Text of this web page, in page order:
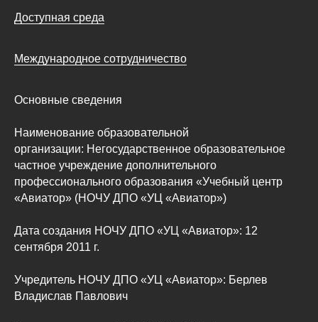
Доступная среда
Международное сотрудничество
Основные сведения
Наименование образовательной
организации: Негосударственное образовательное
частное учреждение дополнительного
профессионального образования «Учебный центр
«Авиатор» (НОЧУ ДПО «УЦ «Авиатор»)
Дата создания НОЧУ ДПО «УЦ «Авиатор»: 12
сентября 2011 г.
Учредитель НОЧУ ДПО «УЦ «Авиатор»: Берлев
Владислав Павлович